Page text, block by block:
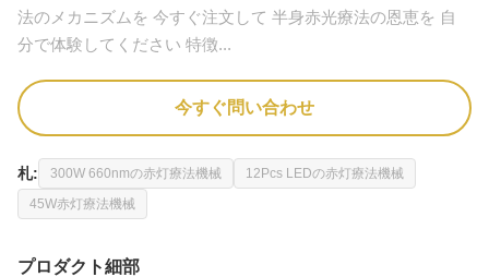
法のメカニズムを 今すぐ注文して 半身赤光療法の恩恵を 自
分で体験してください 特徴...
今すぐ問い合わせ
札: 300W 660nmの赤灯療法機械
12Pcs LEDの赤灯療法機械
45W赤灯療法機械
プロダクト細部